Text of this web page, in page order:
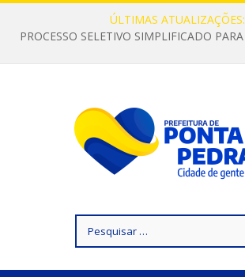
ÚLTIMAS ATUALIZAÇÕES:
por: